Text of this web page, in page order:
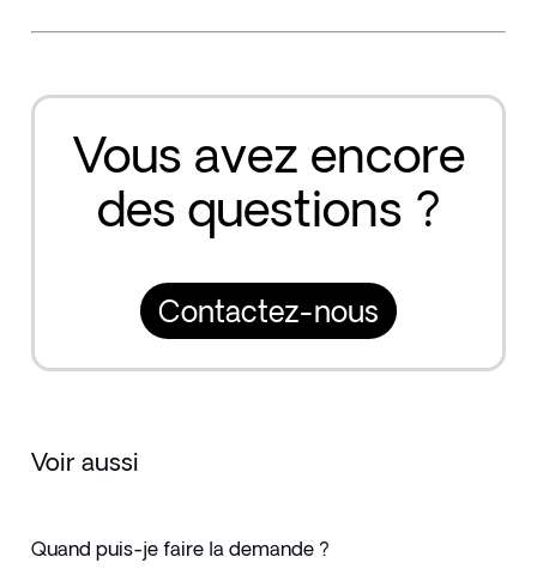
Vous avez encore
des questions ?
Contactez-nous
Voir aussi
Quand puis-je faire la demande ?